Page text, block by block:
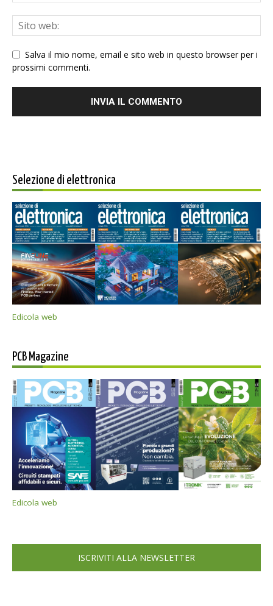
Salva il mio nome, email e sito web in questo browser per i
prossimi commenti.
Selezione di elettronica
Edicola web
PCB Magazine
Edicola web
ISCRIVITI ALLA NEWSLETTER